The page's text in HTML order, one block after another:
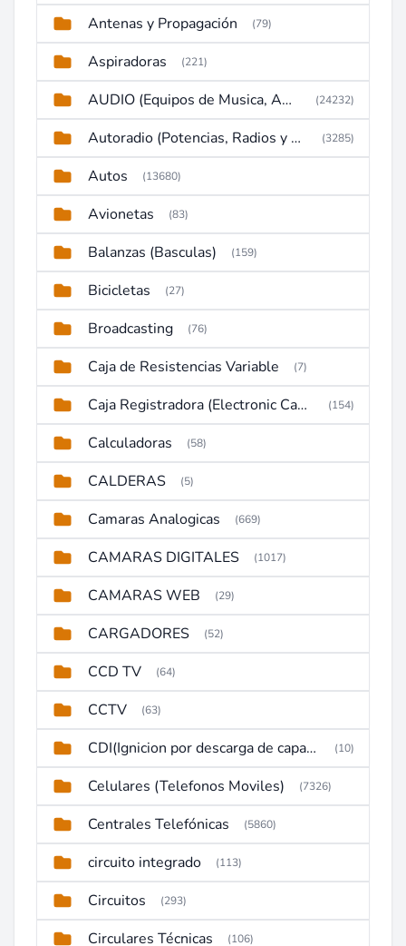
Antenas y Propagación (79)
Aspiradoras (221)
AUDIO (Equipos de Musica, Amplificadores, Reproductores, Etc) (24232)
Autoradio (Potencias, Radios y DVD) (3285)
Autos (13680)
Avionetas (83)
Balanzas (Basculas) (159)
Bicicletas (27)
Broadcasting (76)
Caja de Resistencias Variable (7)
Caja Registradora (Electronic Cash Register) (154)
Calculadoras (58)
CALDERAS (5)
Camaras Analogicas (669)
CAMARAS DIGITALES (1017)
CAMARAS WEB (29)
CARGADORES (52)
CCD TV (64)
CCTV (63)
CDI(Ignicion por descarga de capacitor) (10)
Celulares (Telefonos Moviles) (7326)
Centrales Telefónicas (5860)
circuito integrado (113)
Circuitos (293)
Circulares Técnicas (106)